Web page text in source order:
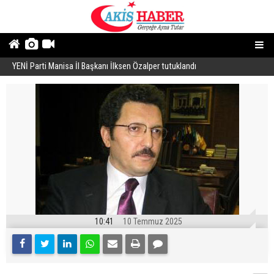
YENİ Parti Manisa İl Başkanı İlksen Özalper tutuklandı
10:41 10 Temmuz 2025